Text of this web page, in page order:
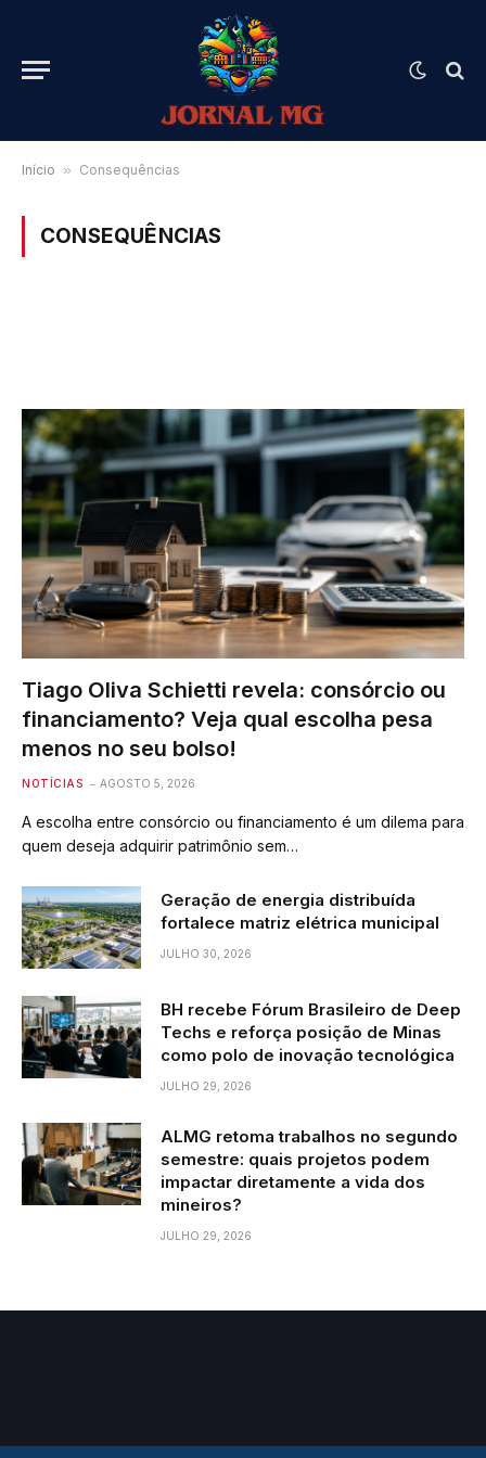
Início » Consequências
CONSEQUÊNCIAS
Tiago Oliva Schietti revela: consórcio ou
financiamento? Veja qual escolha pesa
menos no seu bolso!
NOTÍCIAS AGOSTO 5, 2026
A escolha entre consórcio ou financiamento é um dilema para
quem deseja adquirir patrimônio sem…
Geração de energia distribuída
fortalece matriz elétrica municipal
JULHO 30, 2026
BH recebe Fórum Brasileiro de Deep
Techs e reforça posição de Minas
como polo de inovação tecnológica
JULHO 29, 2026
ALMG retoma trabalhos no segundo
semestre: quais projetos podem
impactar diretamente a vida dos
mineiros?
JULHO 29, 2026